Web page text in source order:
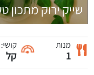
שייק ירוק מתכון
מנות
1
קושי:
קל